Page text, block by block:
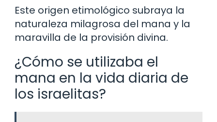
Este origen etimológico subraya la
naturaleza milagrosa del mana y la
maravilla de la provisión divina.
¿Cómo se utilizaba el
mana en la vida diaria de
los israelitas?